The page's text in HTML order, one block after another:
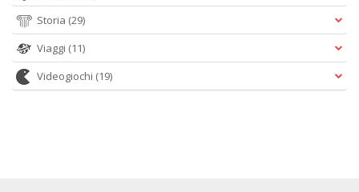
Storia (29)
Viaggi (11)
Videogiochi (19)